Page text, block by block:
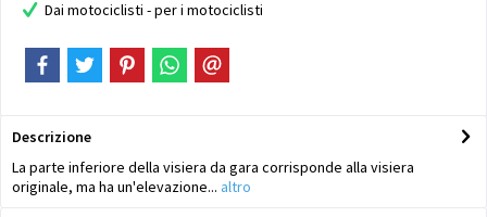
Dai motociclisti - per i motociclisti
Descrizione
La parte inferiore della visiera da gara corrisponde alla visiera
originale, ma ha un'elevazione... altro